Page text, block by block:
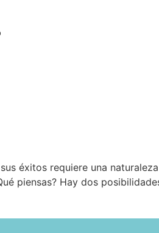
éxitos requiere una
piensas? Hay dos